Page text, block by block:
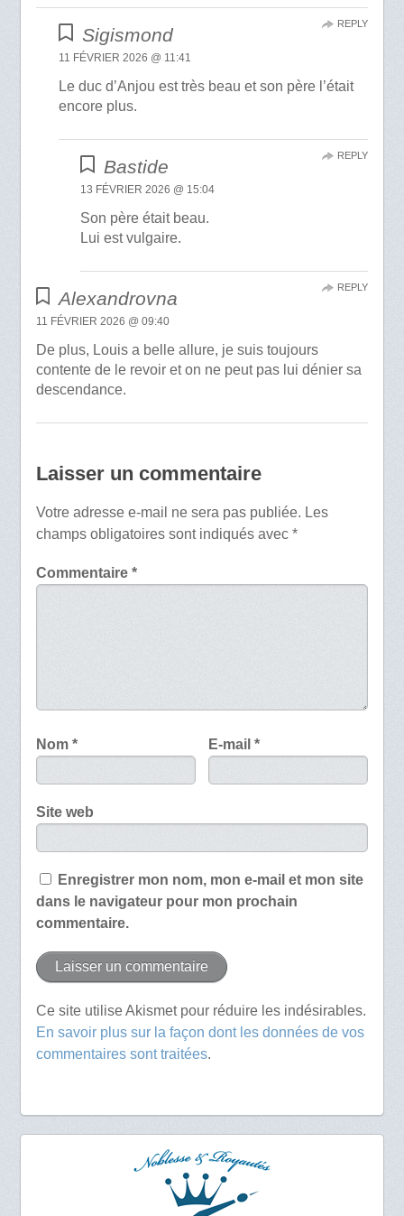
Sigismond
11 FÉVRIER 2026 @ 11:41
Le duc d’Anjou est très beau et son père l’était
encore plus.
REPLY
Bastide
13 FÉVRIER 2026 @ 15:04
Son père était beau.
Lui est vulgaire.
REPLY
Alexandrovna
11 FÉVRIER 2026 @ 09:40
De plus, Louis a belle allure, je suis toujours
contente de le revoir et on ne peut pas lui dénier sa
descendance.
REPLY
Laisser un commentaire
Votre adresse e-mail ne sera pas publiée. Les
champs obligatoires sont indiqués avec *
Commentaire *
Nom * E-mail*
Site web
Enregistrer mon nom, mon e-mail et mon site
dans le navigateur pour mon prochain
commentaire.
Ce site utilise Akismet pour réduire les indésirables.
En savoir plus sur la façon dont les données de vos
commentaires sont traitées.